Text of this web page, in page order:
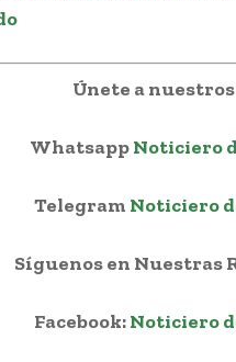
Únete a
WhatsappNoticiero
Telegram Noticiero
Síguenos en Nuestras
Facebook:Noticiero